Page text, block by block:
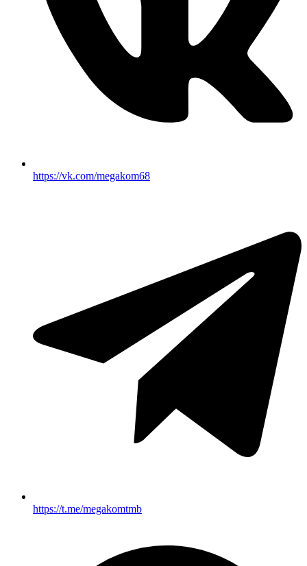
https://vk.com/megakom68
https://t.me/megakomtmb